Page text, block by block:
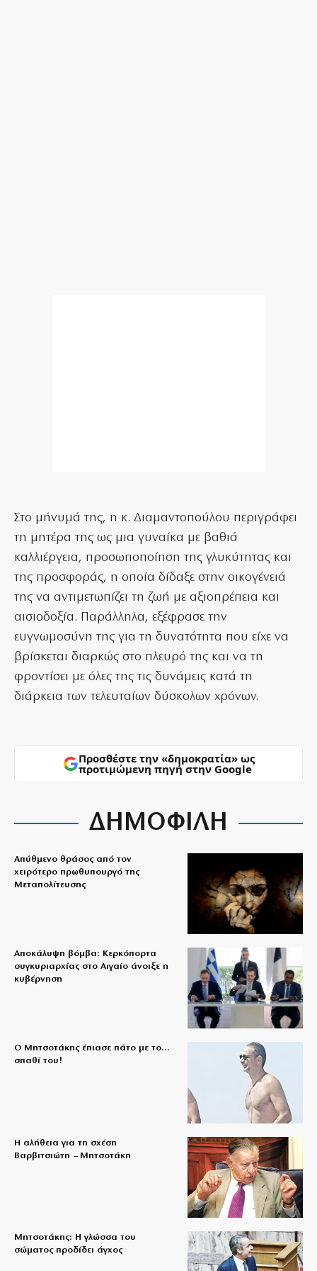
Στο μήνυμά της, η κ. Διαμαντοπούλου περιγράφει
τη μητέρα της ως μια γυναίκα με βαθιά
καλλιέργεια, προσωποποίηση της γλυκύτητας και
της προσφοράς, η οποία δίδαξε στην οικογένειά
της να αντιμετωπίζει τη ζωή με αξιοπρέπεια και
αισιοδοξία. Παράλληλα, εξέφρασε την
ευγνωμοσύνη της για τη δυνατότητα που είχε να
βρίσκεται διαρκώς στο πλευρό της και να τη
φροντίσει με όλες της τις δυνάμεις κατά τη
διάρκεια των τελευταίων δύσκολων χρόνων.
Προσθέστε την «δημοκρατία» ως
προτιμώμενη πηγή στην Google
ΔΗΜΟΦΙΛΗ
Απύθμενο θράσος από τον
χειρότερο πρωθυπουργό της
Μεταπολίτευσης
Αποκάλυψη βόμβα: Κερκόπορτα
συγκυριαρχίας στο Αιγαίο άνοιξε η
κυβέρνηση
Ο Μητσοτάκης έπιασε πάτο με το…
σπαθί του!
Η αλήθεια για τη σχέση
Βαρβιτσιώτη – Μητσοτάκη
Μητσοτάκης: Η γλώσσα του
σώματος προδίδει άγχος